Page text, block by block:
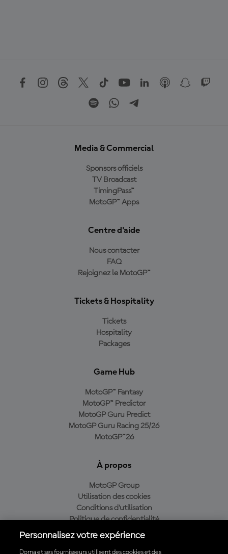
Media & Commercial
Sponsors officiels
TV Broadcast
TimingPass™
MotoGP™ Apps
Centre d'aide
Nous contacter
FAQ
Rejoignez le MotoGP™
Tickets & Hospitality
Tickets
Hospitality
Packages
Game Hub
MotoGP™ Fantasy
MotoGP™ Predictor
MotoGP Guru Predict
MotoGP Guru Racing 25/26
MotoGP™26
À propos
MotoGP Group
Utilisation des cookies
Conditions d'utilisation
Politique de confidentialité
Politique d’achat
Personnalisez votre expérience
Dorna et ses fournisseurs utilisent des cookies et des